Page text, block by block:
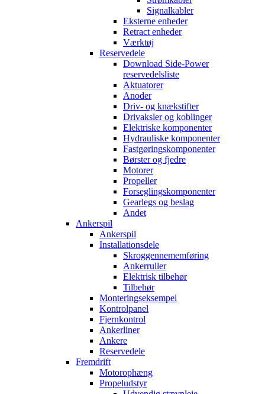
Signalkabler
Eksterne enheder
Retract enheder
Værktøj
Reservedele
Download Side-Power
reservedelsliste
Aktuatorer
Anoder
Driv- og knækstifter
Drivaksler og koblinger
Elektriske komponenter
Hydrauliske komponenter
Fastgøringskomponenter
Børster og fjedre
Motorer
Propeller
Forseglingskomponenter
Gearlegs og beslag
Andet
Ankerspil
Ankerspil
Installationsdele
Skroggennememføring
Ankerruller
Elektrisk tilbehør
Tilbehør
Monteringseksempel
Kontrolpanel
Fjernkontrol
Ankerliner
Ankere
Reservedele
Fremdrift
Motorophæng
Propeludstyr